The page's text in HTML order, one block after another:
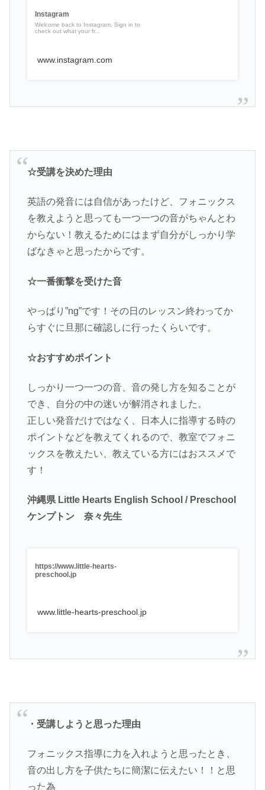
Instagram
Welcome back to Instagram. Sign in to
check out what your fr...
www.instagram.com
☆受講を決めた理由
英語の発音には自信があったけど、フォニックス
を教えようと思っても一つ一つの音がちゃんとわ
からない！教えるためにはまず自分がしっかり学
ばなきゃと思ったからです。
☆一番衝撃を受けた音
やっぱり”ng”です！その日のレッスン終わってか
らすぐに旦那に確認しに行ったくらいです。
☆おすすめポイント
しっかり一つ一つの音、音の発し方を知ることが
でき、自分の中の迷いが解消されました。
正しい発音だけではなく、日本人に指導する時の
ポイントなどを教えてくれるので、教室でフォニ
ックスを教えたい、教えている方にはおススメで
す！
沖縄県 Little Hearts English School / Preschool
ケンプトン 奈々先生
https://www.little-hearts-
preschool.jp
www.little-hearts-preschool.jp
・受講しようと思った理由
フォニックス指導に力を入れようと思ったとき、
音の出し方を子供たちに簡潔に伝えたい！！と思
った為